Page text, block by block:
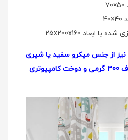
از جنس میکرو سفید یا شیری
رنگ است و لحاف با الیاف 300 گرمی و دوخت کامپیوتری